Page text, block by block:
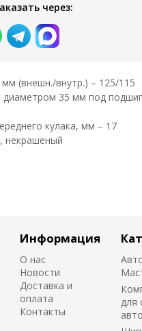
через:
(внешн./внутр.) – 125/115
диаметром 35 мм под
кулака, мм – 17
некрашеный
Информация
О нас
Новости
Доставка и
оплата
Контакты
для